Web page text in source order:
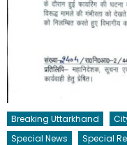
Breaking Uttarkhand
Special News
Special